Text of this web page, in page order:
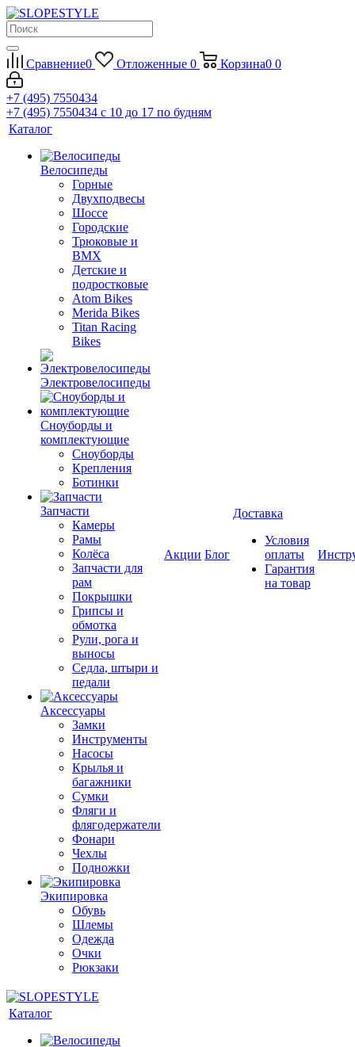
Сравнение0 Отложенные 0 Корзина0 0
+7 (495) 7550434
+7 (495) 7550434 с 10 до 17 по будням
Каталог
Велосипеды
Горные
Двухподвесы
Шоссе
Городские
Трюковые и
BMX
Детские и
подростковые
Atom Bikes
Merida Bikes
Titan Racing
Bikes
Электровелосипеды
Cноуборды и
комплектующие
Сноуборды
Крепления
Ботинки
Запчасти
Камеры
Рамы
Колёса
Запчасти для
рам
Покрышки
Грипсы и
обмотка
Рули, рога и
выносы
Седла, штыри и
педали
Аксессуары
Замки
Инструменты
Насосы
Крылья и
багажники
Сумки
Фляги и
флягодержатели
Фонари
Чехлы
Подножки
Экипировка
Обувь
Шлемы
Одежда
Очки
Рюкзаки
Акции Блог
Доставка
Условия
оплаты
Гарантия
на товар
Каталог